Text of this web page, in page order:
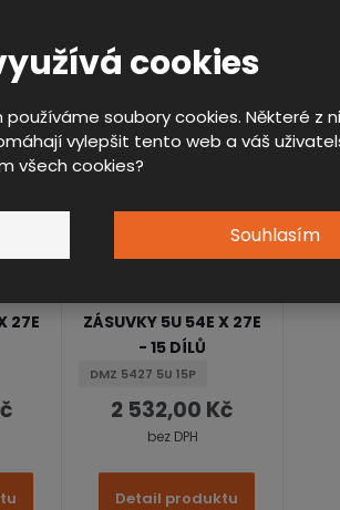
cookies
soubory cookies. Některé z
vylepšit tento web a váš
všech cookies?
Souhlasím
27E
ZÁSUVKY 5U 54E X 27E
- 15 DÍLŮ
DMZ 5427 5U 15P
2 532,00 Kč
bez DPH
Detail produktu